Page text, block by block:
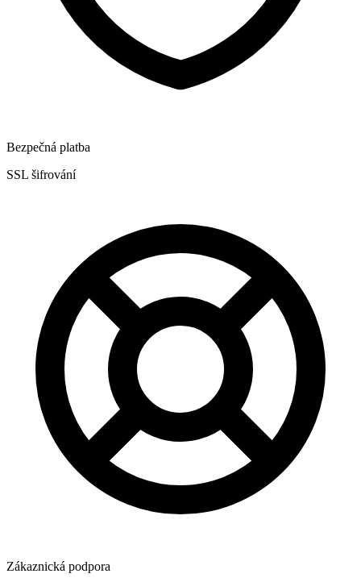
Bezpečná platba
SSL šifrování
Zákaznická podpora